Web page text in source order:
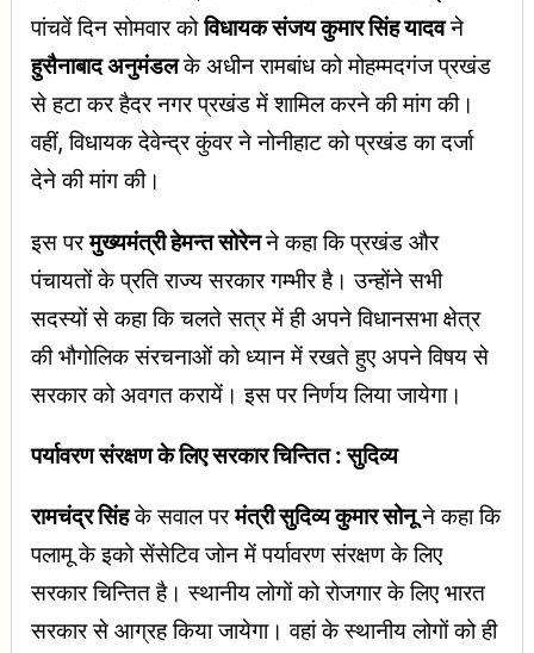
पांचवें दिन सोमवार कोविधायक संजय कुमार सिंह यादवने
हुसैनाबाद अनुमंडलके अधीन रामबांध को मोहम्मदगंज प्रखंड
से हटा कर हैदर नगर प्रखंड में शामिल करने की मांग की।
वहीं, विधायक देवेन्द्र कुंवर ने नोनीहाट को प्रखंड का दर्जा
देने की मांग की।
इस परमुख्यमंत्री हेमन्त सोरेनने कहा कि प्रखंड और
पंचायतों के प्रति राज्य सरकार गम्भीर है। उन्होंने सभी
सदस्यों से कहा कि चलते सत्र में ही अपने विधानसभा क्षेत्र
की भौगोलिक संरचनाओं को ध्यान में रखते हुए अपने विषय से
सरकार को अवगत करायें। इस पर निर्णय लिया जायेगा।
पर्यावरण संरक्षण के लिए सरकार चिन्तित : सुदिव्य
रामचंद्र सिंहके सवाल परमंत्री सुदिव्य कुमार सोनूने कहा कि
पलामू के इको सेंसेटिव जोन में पर्यावरण संरक्षण के लिए
सरकार चिन्तित है। स्थानीय लोगों को रोजगार के लिए भारत
सरकार से आग्रह किया जायेगा। वहां के स्थानीय लोगों को ही